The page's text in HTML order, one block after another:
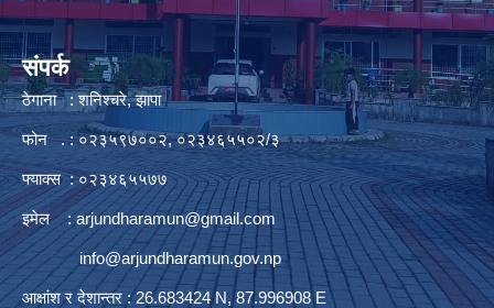
संपर्क
ठेगाना : शनिश्चरे, झापा
फोन . : ०२३५९७००२, ०२३४६५५०२/३
फ्याक्स : ०२३४६५५७७
इमेल :arjundharamun@gmail.com
info@arjundharamun.gov.np
आक्षांश र देशान्तर : 26.683424 N, 87.996908 E